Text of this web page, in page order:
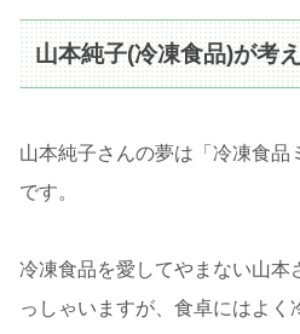
山本純子(冷凍食品)が考
山本純子さんの夢は「冷凍食品
です。
冷凍食品を愛してやまない山本
っしゃいますが、食卓にはよく